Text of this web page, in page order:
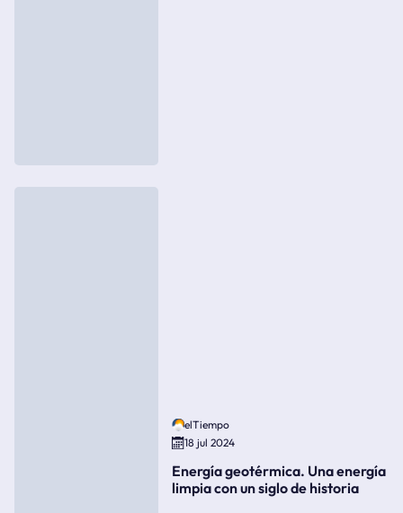
elTiempo
18 jul 2024
Energía geotérmica. Una energía
limpia con un siglo de historia